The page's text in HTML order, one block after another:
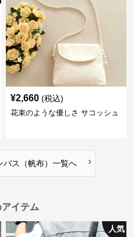
¥2,660 (税込)
花束のような優しさ サコッシュ
バス（帆布） 一覧へ ›
イテム
人気